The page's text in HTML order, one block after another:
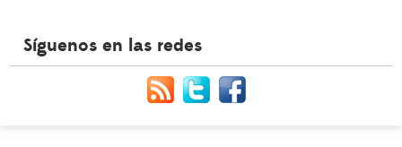
Síguenos en las redes